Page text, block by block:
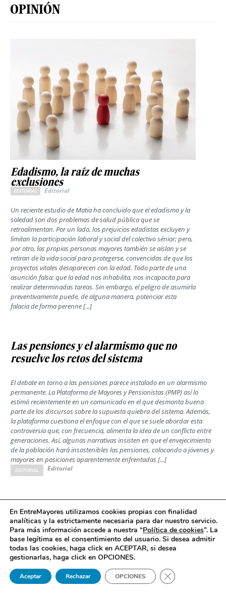
OPINIÓN
Edadismo, la raíz de muchas
exclusiones
EDITORIAL Editorial
Un reciente estudio de Matia ha concluido que el edadismo y la
soledad son dos problemas de salud pública que se
retroalimentan. Por un lado, los prejuicios edadistas excluyen y
limitan la participación laboral y social del colectivo sénior; pero,
por otro, las propias personas mayores también se aíslan y se
retiran de la vida social para protegerse, convencidas de que los
proyectos vitales desaparecen con la edad. Todo parte de una
asunción falsa: que la edad nos inhabilita, nos incapacita para
realizar determinadas tareas. Sin embargo, el peligro de asumirla
preventivamente puede, de alguna manera, potenciar esta
falacia de forma perenne [...]
Las pensiones y el alarmismo que no
resuelve los retos del sistema
El debate en torno a las pensiones parece instalado en un alarmismo
permanente. La Plataforma de Mayores y Pensionistas (PMP) así lo
estimó recientemente en un comunicado en el que desmonta buena
parte de los discursos sobre la supuesta quiebra del sistema. Además,
la plataforma cuestiona el enfoque con el que se suele abordar esta
controversia que, con frecuencia, alimenta la idea de un conflicto entre
generaciones. Así, algunas narrativas insisten en que el envejecimiento
de la población hará insostenibles las pensiones, colocando a jóvenes y
mayores en posiciones aparentemente enfrentadas [...]
EDITORIAL Editorial
Las familias ante la decisión de la Comisión
Interministerial de Precios del Medicamento
Opinión
Por Jesús Rodrigo, director ejecutivo de la Confederación Española de
Alzheimer y otras Demencias (Ceafa)
En EntreMayores utilizamos cookies propias con finalidad
analíticas y la estrictamente necesaria para dar nuestro servicio.
Para más información accede a nuestra “Política de cookies”. La
base legítima es el consentimiento del usuario. Si desea admitir
todas las cookies, haga click en ACEPTAR, si desea
gestionarlas, haga click en OPCIONES.
Aceptar Rechazar OPCIONES Cerrar el banner